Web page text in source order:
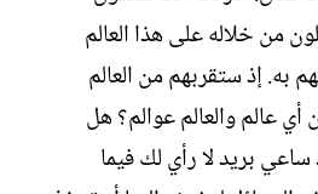
من خلاله على هذا العالم
به. إذ ستقربهم من العالم
أي عالم والعالم عوالم؟ هل
بريد لا رأي لك فيما